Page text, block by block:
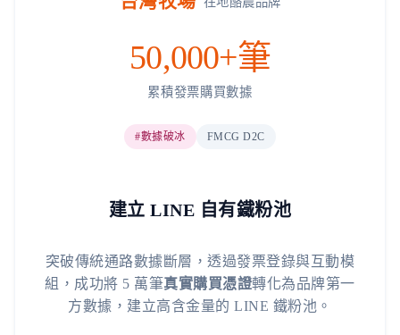
50,000+筆
累積發票購買數據
#數據破冰 FMCG D2C
建立 LINE 自有鐵粉池
突破傳統通路數據斷層，透過發票登錄與互動模
組，成功將 5 萬筆真實購買憑證轉化為品牌第一
方數據，建立高含金量的 LINE 鐵粉池。